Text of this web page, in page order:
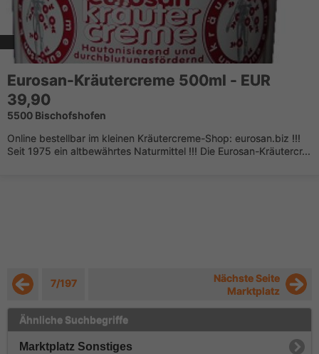
Eurosan-Kräutercreme 500ml - EUR
39,90
5500 Bischofshofen
Online bestellbar im kleinen Kräutercreme-Shop: eurosan.biz !!!
Seit 1975 ein altbewährtes Naturmittel !!! Die Eurosan-Kräutercr...
7/197
Nächste Seite
Marktplatz
Ähnliche Suchbegriffe
Marktplatz Sonstiges